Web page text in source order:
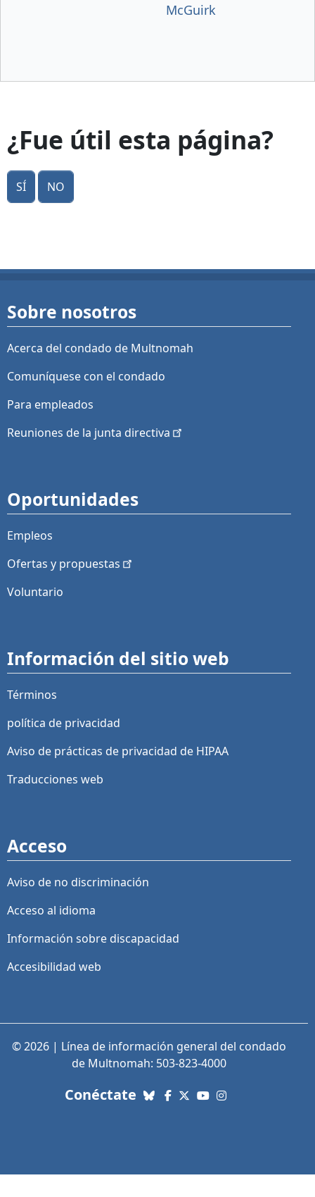
McGuirk
¿Fue útil esta página?
Sí No
Sobre nosotros
Acerca del condado de Multnomah
Comuníquese con el condado
Para empleados
Reuniones de la junta directiva
Oportunidades
Empleos
Ofertas y propuestas
Voluntario
Información del sitio web
Términos
política de privacidad
Aviso de prácticas de privacidad de HIPAA
Traducciones web
Acceso
Aviso de no discriminación
Acceso al idioma
Información sobre discapacidad
Accesibilidad web
© 2026 | Línea de información general del condado
de Multnomah: 503-823-4000
Conéctate con nosotros. Enlaces a
Bluesky
Facebook
X (Twitter)
YouTube
Instagram